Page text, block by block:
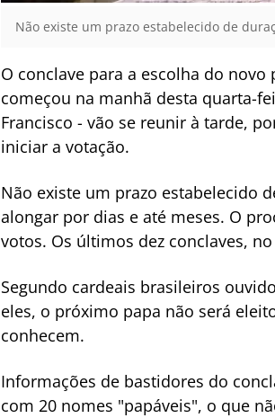
Não existe um prazo estabelecido de
O conclave para a escolha do
começou na manhã desta quarta-
Francisco - vão se reunir à tarde,
iniciar a votação.
Não existe um prazo estabelecido
alongar por dias e até meses. O
votos. Os últimos dez conclaves,
Segundo cardeais brasileiros
eles, o próximo papa não será
conhecem.
Informações de bastidores do
com 20 nomes "papáveis", o que